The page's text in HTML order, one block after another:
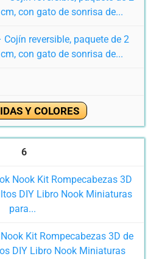
reversible, paquete de 2
con gato de sonrisa de...
Y COLORES
6
Kit Rompecabezas 3D de
DIY Libro Nook Miniaturas